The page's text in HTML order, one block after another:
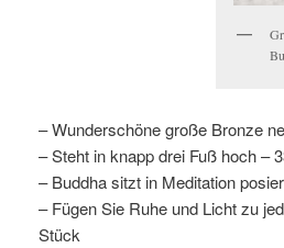
– Wunderschöne große Bronze
– Steht in knapp drei Fuß hoch –
– Buddha sitzt in Meditation
– Fügen Sie Ruhe und Licht zu
Stück